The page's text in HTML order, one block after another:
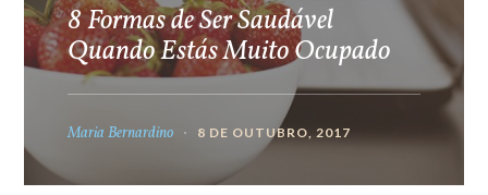
8 Formas de Ser Saudável
Quando Estás Muito Ocupado
Maria Bernardino 8 DE OUTUBRO, 2017